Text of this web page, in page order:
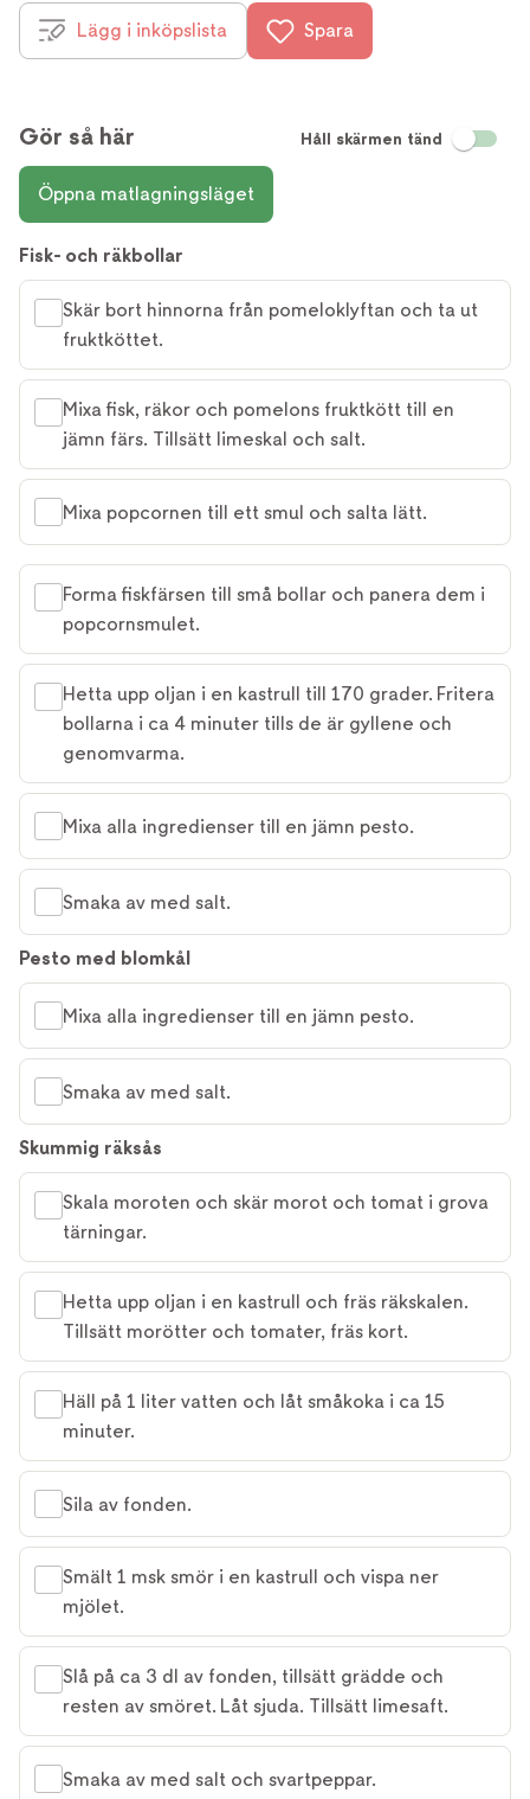
Lägg i inköpslista Spara
Gör så här Håll skärmen tänd
Öppna matlagningsläget
Fisk- och räkbollar
Skär bort hinnorna från pomeloklyftan och ta ut
fruktköttet.
Mixa fisk, räkor och pomelons fruktkött till en
jämn färs. Tillsätt limeskal och salt.
Mixa popcornen till ett smul och salta lätt.
Forma fiskfärsen till små bollar och panera dem i
popcornsmulet.
Hetta upp oljan i en kastrull till 170 grader. Fritera
bollarna i ca 4 minuter tills de är gyllene och
genomvarma.
Mixa alla ingredienser till en jämn pesto.
Smaka av med salt.
Pesto med blomkål
Mixa alla ingredienser till en jämn pesto.
Smaka av med salt.
Skummig räksås
Skala moroten och skär morot och tomat i grova
tärningar.
Hetta upp oljan i en kastrull och fräs räkskalen.
Tillsätt morötter och tomater, fräs kort.
Häll på 1 liter vatten och låt småkoka i ca 15
minuter.
Sila av fonden.
Smält 1 msk smör i en kastrull och vispa ner
mjölet.
Slå på ca 3 dl av fonden, tillsätt grädde och
resten av smöret. Låt sjuda. Tillsätt limesaft.
Smaka av med salt och svartpeppar.